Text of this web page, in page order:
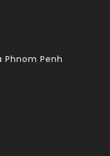
Phnom Penh